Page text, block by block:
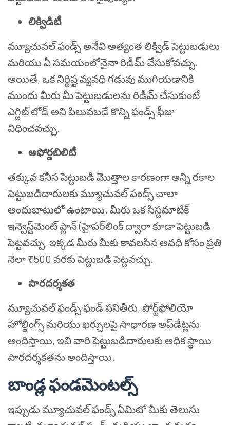
లిక్విడిటీ
మ్యూచువల్ ఫండ్స్ అనేవి అత్యంత లిక్విడ్ పెట్టుబడులు
మరియు ఏ సమయంలోనైనా రిడీమ్ చేసుకోవచ్చు.
అయితే, ఒక నిర్దిష్ట వ్యవధి గడువు ముగియడానికి
ముందు మీరు మీ పెట్టుబడులను రిడీమ్ చేసుకుంటే
ఎగ్జిట్ లోడ్ అని పిలువబడే కొన్ని ఫండ్స్ ఫీజు
విధించవచ్చు.
అఫోర్డబిలిటీ
తక్కువ కనీస పెట్టుబడి మొత్తాల కారణంగా అన్ని రకాల
పెట్టుబడిదారులకు మ్యూచువల్ ఫండ్స్ చాలా
అందుబాటులో ఉంటాయి. మీరు ఒక సిస్టమాటిక్
ఇన్వెస్ట్‌మెంట్ ప్లాన్ (హైపర్‌లింక్ ద్వారా కూడా పెట్టుబడి
పెట్టవచ్చు, ఇక్కడ మీరు మీకు కావలసిన అవధి కోసం ప్రతి
నెలా ₹500 వరకు పెట్టుబడి పెట్టవచ్చు.
పారదర్శకత
మ్యూచువల్ ఫండ్స్ ఫండ్ పనితీరు, పోర్ట్‌ఫోలియో
హోల్డింగ్స్ మరియు ఖర్చులపై సాధారణ అప్‌డేట్లను
అందిస్తాయి, ఇవి వారి పెట్టుబడిదారులకు అధిక స్థాయి
పారదర్శకతను అందిస్తాయి.
బాండ్ల ఫండమెంటల్స్
ఇప్పుడు మ్యూచువల్ ఫండ్స్ ఏమిటో మీకు తెలుసు